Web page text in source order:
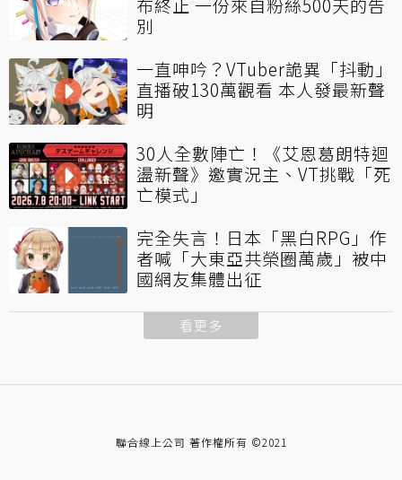
別
一直呻吟？VTuber詭異「抖動」
直播破130萬觀看 本人發最新聲
明
30人全數陣亡！《艾恩葛朗特迴
盪新聲》邀實況主、VT挑戰「死
亡模式」
完全失言！日本「黑白RPG」作
者喊「大東亞共榮圈萬歲」被中
國網友集體出征
看更多
聯合線上公司 著作權所有 ©2021